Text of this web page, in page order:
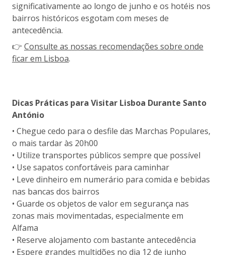
significativamente ao longo de junho e os hotéis nos
bairros históricos esgotam com meses de
antecedência.
👉 Consulte as nossas recomendações sobre onde
ficar em Lisboa.
Dicas Práticas para Visitar Lisboa Durante Santo
António
• Chegue cedo para o desfile das Marchas Populares,
o mais tardar às 20h00
• Utilize transportes públicos sempre que possível
• Use sapatos confortáveis para caminhar
• Leve dinheiro em numerário para comida e bebidas
nas bancas dos bairros
• Guarde os objetos de valor em segurança nas
zonas mais movimentadas, especialmente em
Alfama
• Reserve alojamento com bastante antecedência
• Espere grandes multidões no dia 12 de junho